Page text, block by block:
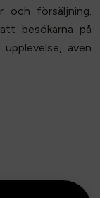
och försäljning.
besökarna på
även